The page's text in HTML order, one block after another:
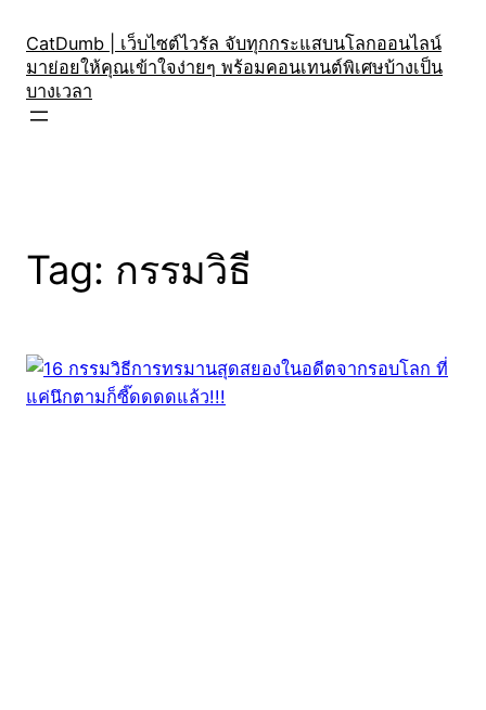
content
CatDumb | เว็บไซต์ไวรัล จับทุกกระแสบนโลกออนไลน์
มาย่อยให้คุณเข้าใจง่ายๆ พร้อมคอนเทนต์พิเศษบ้างเป็น
บางเวลา
Tag: กรรมวิธี